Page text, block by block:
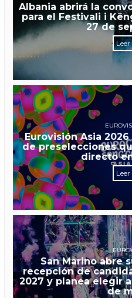
Albania abrirá la
para el Festivali i
27 de
Eurovisión Asia
de preselecciones
directo
San Marino abre
recepción de
2027 y planea elegir
de